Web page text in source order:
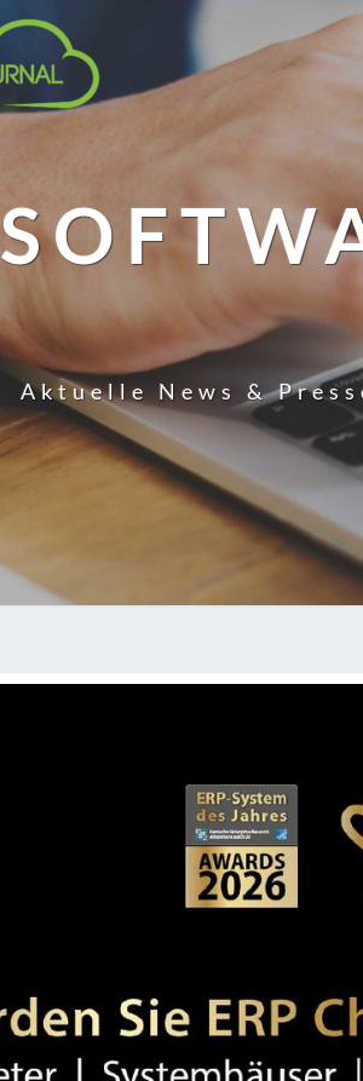
Aktuelle News &